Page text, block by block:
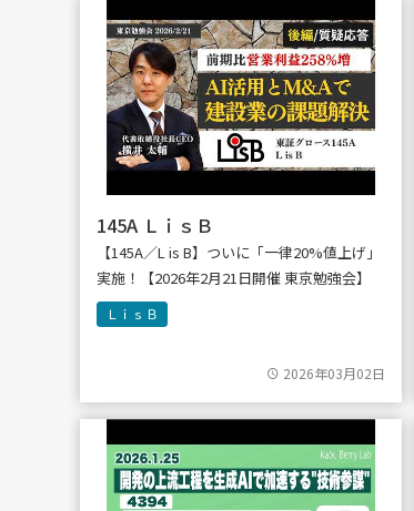
145A ＬｉｓＢ
【145A／L is B】ついに「一律20%値上げ」
実施！【2026年2月21日開催 東京勉強会】
ＬｉｓＢ
2026年03月02日